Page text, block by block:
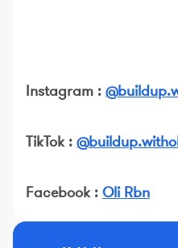
Instagram :
TikTok :
Facebook : Oli Rbn